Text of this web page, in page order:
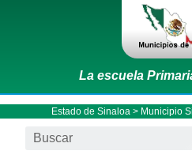
La escuela
Estado de Sinaloa > Municipio